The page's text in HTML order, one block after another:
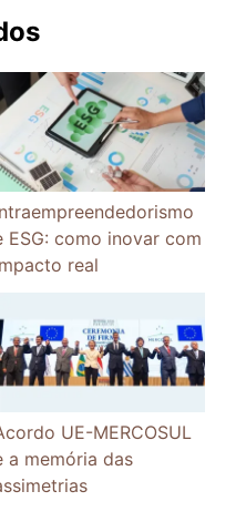
ESG: como inovar com
real
UE-MERCOSUL
a memória das